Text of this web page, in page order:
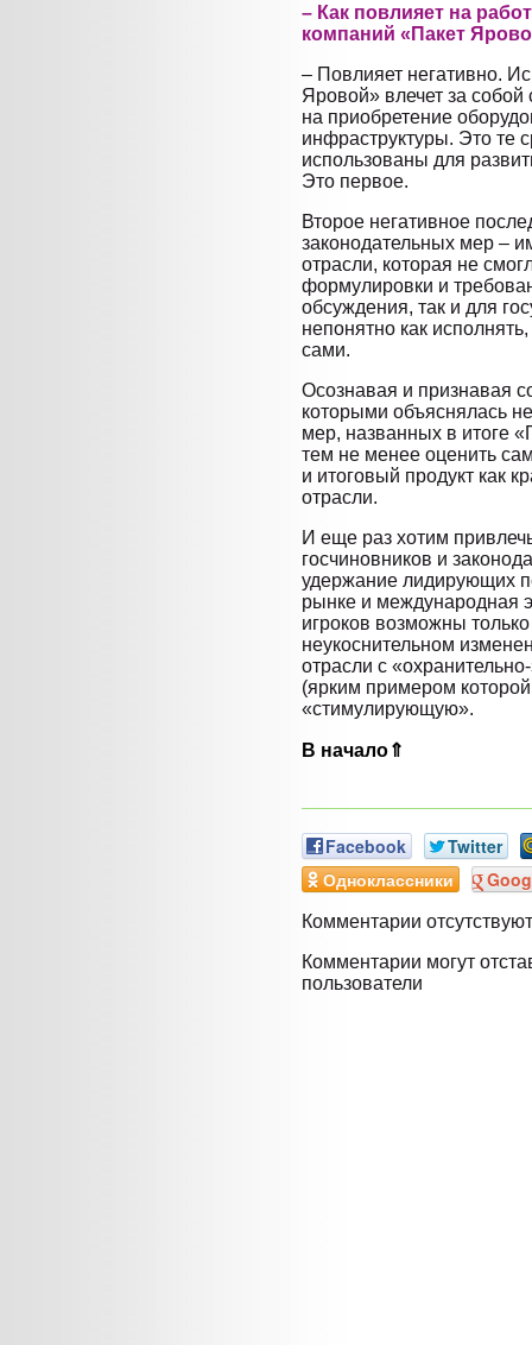
– Как повлияет на
компаний «Пакет
– Повлияет негативно.
Яровой» влечет за
на приобретение
инфраструктуры. Это те
использованы для
Это первое.
Второе негативное
законодательных мер –
отрасли, которая не
формулировки и
обсуждения, так и для
непонятно как
сами.
Осознавая и признавая
которыми объяснялась
мер, названных в итоге
тем не менее оценить
и итоговый продукт как
отрасли.
И еще раз хотим
госчиновников и
удержание лидирующих
рынке и международная
игроков возможны
неукоснительном
отрасли с
(ярким примером
«стимулирующую».
В начало⇑
Facebook
Twitter
Одноклассники
Комментарии отсутствуют
Комментарии могут
пользователи